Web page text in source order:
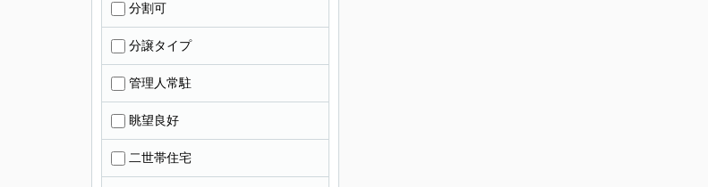
分割可
分譲タイプ
管理人常駐
眺望良好
二世帯住宅